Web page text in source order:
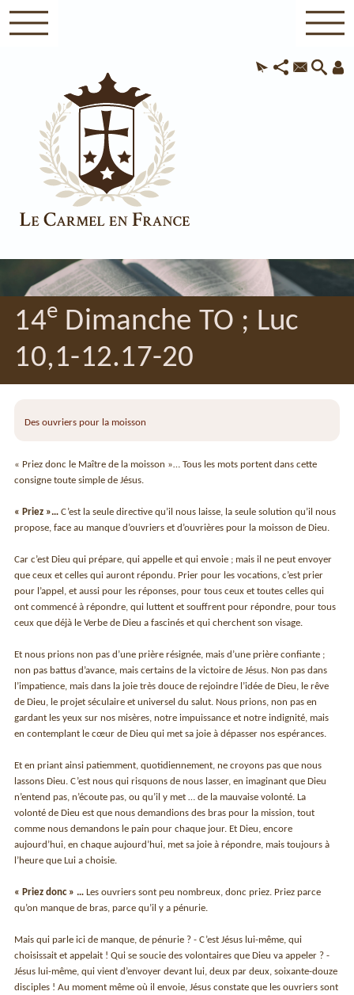
14e Dimanche TO ; Luc
10,1-12.17-20
Des ouvriers pour la moisson
« Priez donc le Maître de la moisson »… Tous les mots portent dans cette
consigne toute simple de Jésus.
« Priez »… C’est la seule directive qu’il nous laisse, la seule solution qu’il nous
propose, face au manque d’ouvriers et d’ouvrières pour la moisson de Dieu.
Car c’est Dieu qui prépare, qui appelle et qui envoie ; mais il ne peut envoyer
que ceux et celles qui auront répondu. Prier pour les vocations, c’est prier
pour l’appel, et aussi pour les réponses, pour tous ceux et toutes celles qui
ont commencé à répondre, qui luttent et souffrent pour répondre, pour tous
ceux que déjà le Verbe de Dieu a fascinés et qui cherchent son visage.
Et nous prions non pas d’une prière résignée, mais d’une prière confiante ;
non pas battus d’avance, mais certains de la victoire de Jésus. Non pas dans
l’impatience, mais dans la joie très douce de rejoindre l’idée de Dieu, le rêve
de Dieu, le projet séculaire et universel du salut. Nous prions, non pas en
gardant les yeux sur nos misères, notre impuissance et notre indignité, mais
en contemplant le cœur de Dieu qui met sa joie à dépasser nos espérances.
Et en priant ainsi patiemment, quotidiennement, ne croyons pas que nous
lassons Dieu. C’est nous qui risquons de nous lasser, en imaginant que Dieu
n’entend pas, n’écoute pas, ou qu’il y met … de la mauvaise volonté. La
volonté de Dieu est que nous demandions des bras pour la mission, tout
comme nous demandons le pain pour chaque jour. Et Dieu, encore
aujourd’hui, en chaque aujourd’hui, met sa joie à répondre, mais toujours à
l’heure que Lui a choisie.
« Priez donc » … Les ouvriers sont peu nombreux, donc priez. Priez parce
qu’on manque de bras, parce qu’il y a pénurie.
Mais qui parle ici de manque, de pénurie ? - C’est Jésus lui-même, qui
choisissait et appelait ! Qui se soucie des volontaires que Dieu va appeler ? -
Jésus lui-même, qui vient d’envoyer devant lui, deux par deux, soixante-douze
disciples ! Au moment même où il envoie, Jésus constate que les ouvriers sont